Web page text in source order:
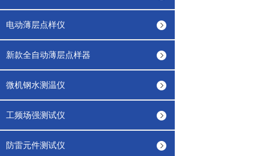
电动薄层点样仪
新款全自动薄层点样器
微机钢水测温仪
工频场强测试仪
防雷元件测试仪